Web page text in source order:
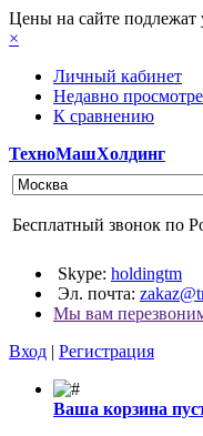
Цены на сайте подлежат
×
Личный кабинет
Недавно
К сравнению
ТехноМашХолдинг
Бесплатный звонок по
Skype: holdingtm
Эл. почта:
Мы вам
Вход | Регистрация
Ваша корзина